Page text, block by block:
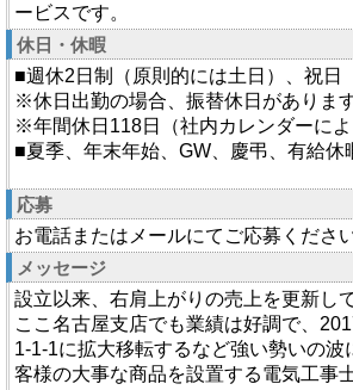
ービスです。
休日・休暇
■週休2日制（原則的には土日）、祝日
※休日出勤の場合、振替休日があります
※年間休日118日（社内カレンダーによ
■夏季、年末年始、GW、慶弔、有給休
応募
お電話またはメールにてご応募ください
メッセージ
設立以来、右肩上がりの売上を更新し
ここ名古屋支店でも業績は好調で、
1-1-1に拡大移転するなど強い勢いの波
客様の大事な商品を設置する電気工事